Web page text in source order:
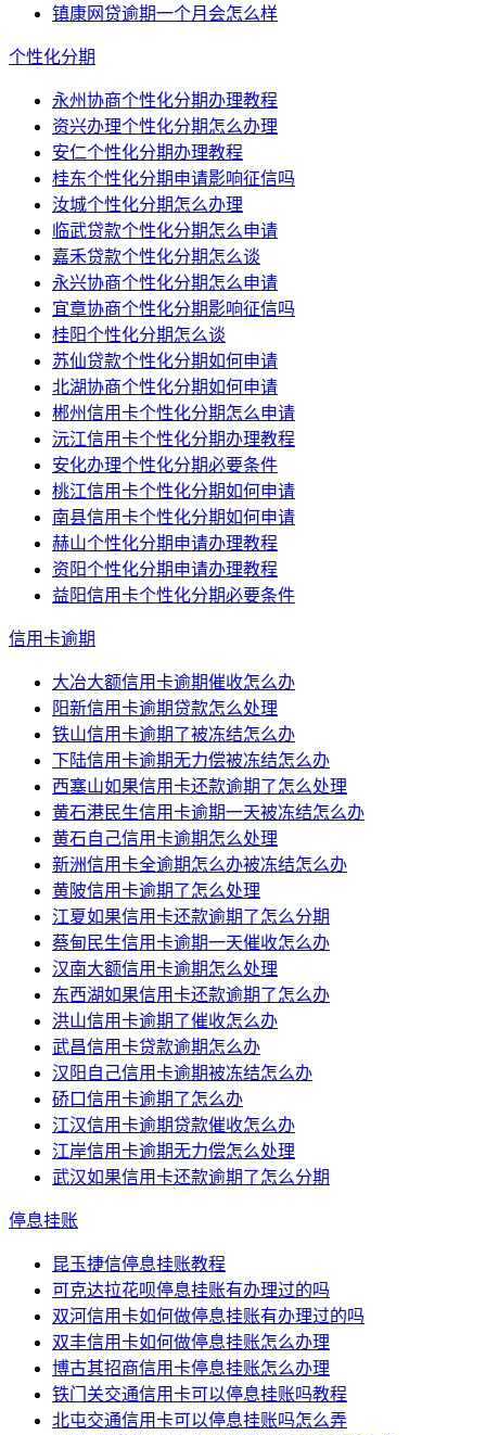
镇康网贷逾期一个月会怎么样
个性化分期
永州协商个性化分期办理教程
资兴办理个性化分期怎么办理
安仁个性化分期办理教程
桂东个性化分期申请影响征信吗
汝城个性化分期怎么办理
临武贷款个性化分期怎么申请
嘉禾贷款个性化分期怎么谈
永兴协商个性化分期怎么申请
宜章协商个性化分期影响征信吗
桂阳个性化分期怎么谈
苏仙贷款个性化分期如何申请
北湖协商个性化分期如何申请
郴州信用卡个性化分期怎么申请
沅江信用卡个性化分期办理教程
安化办理个性化分期必要条件
桃江信用卡个性化分期如何申请
南县信用卡个性化分期如何申请
赫山个性化分期申请办理教程
资阳个性化分期申请办理教程
益阳信用卡个性化分期必要条件
信用卡逾期
大冶大额信用卡逾期催收怎么办
阳新信用卡逾期贷款怎么处理
铁山信用卡逾期了被冻结怎么办
下陆信用卡逾期无力偿被冻结怎么办
西塞山如果信用卡还款逾期了怎么处理
黄石港民生信用卡逾期一天被冻结怎么办
黄石自己信用卡逾期怎么处理
新洲信用卡全逾期怎么办被冻结怎么办
黄陂信用卡逾期了怎么处理
江夏如果信用卡还款逾期了怎么分期
蔡甸民生信用卡逾期一天催收怎么办
汉南大额信用卡逾期怎么处理
东西湖如果信用卡还款逾期了怎么办
洪山信用卡逾期了催收怎么办
武昌信用卡贷款逾期怎么办
汉阳自己信用卡逾期被冻结怎么办
硚口信用卡逾期了怎么办
江汉信用卡逾期贷款催收怎么办
江岸信用卡逾期无力偿怎么处理
武汉如果信用卡还款逾期了怎么分期
停息挂账
昆玉捷信停息挂账教程
可克达拉花呗停息挂账有办理过的吗
双河信用卡如何做停息挂账有办理过的吗
双丰信用卡如何做停息挂账怎么办理
博古其招商信用卡停息挂账怎么办理
铁门关交通信用卡可以停息挂账吗教程
北屯交通信用卡可以停息挂账吗怎么弄